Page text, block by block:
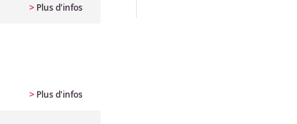
> Plus d'infos
> Plus d'infos